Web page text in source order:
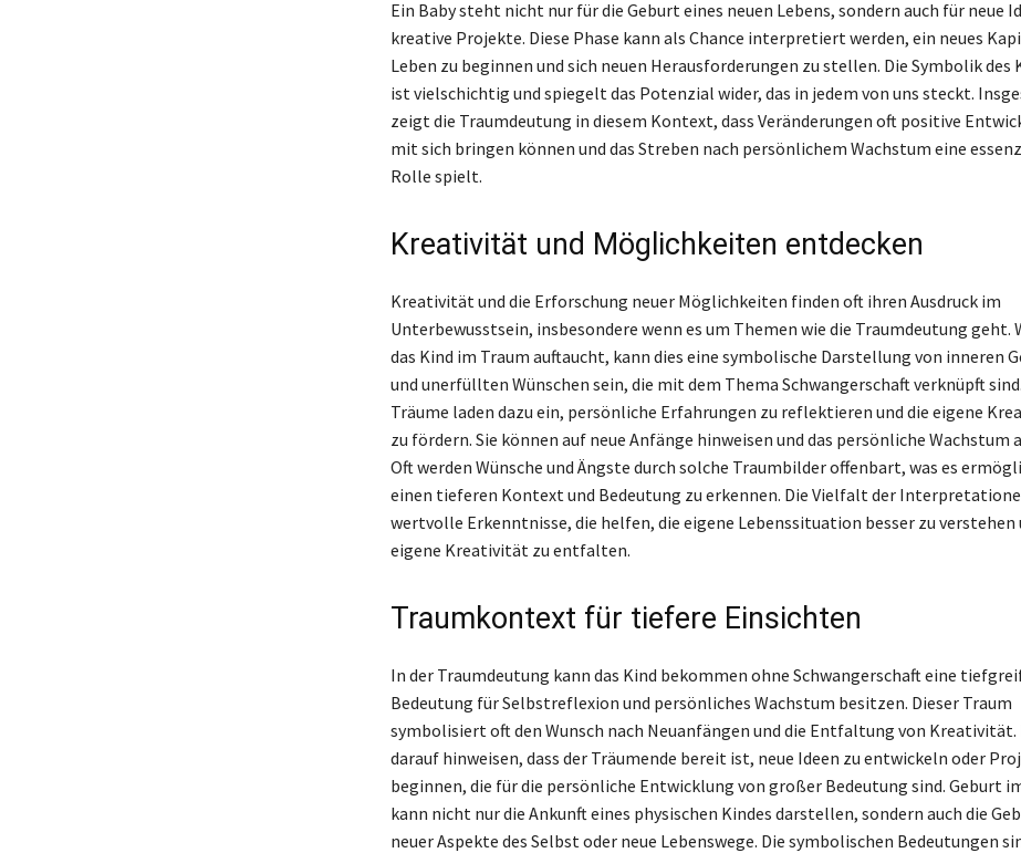
Ein Baby steht nicht nur für die Geburt eines neuen Lebens, sondern auch für neue
kreative Projekte. Diese Phase kann als Chance interpretiert werden, ein neues
Leben zu beginnen und sich neuen Herausforderungen zu stellen. Die Symbolik des
ist vielschichtig und spiegelt das Potenzial wider, das in jedem von uns steckt.
zeigt die Traumdeutung in diesem Kontext, dass Veränderungen oft positive
mit sich bringen können und das Streben nach persönlichem Wachstum eine
Rolle spielt.
Kreativität und Möglichkeiten entdecken
Kreativität und die Erforschung neuer Möglichkeiten finden oft ihren Ausdruck im
Unterbewusstsein, insbesondere wenn es um Themen wie die Traumdeutung geht.
das Kind im Traum auftaucht, kann dies eine symbolische Darstellung von inneren
und unerfüllten Wünschen sein, die mit dem Thema Schwangerschaft verknüpft
Träume laden dazu ein, persönliche Erfahrungen zu reflektieren und die eigene
zu fördern. Sie können auf neue Anfänge hinweisen und das persönliche Wachstum
Oft werden Wünsche und Ängste durch solche Traumbilder offenbart, was es
einen tieferen Kontext und Bedeutung zu erkennen. Die Vielfalt der
wertvolle Erkenntnisse, die helfen, die eigene Lebenssituation besser zu verstehen
eigene Kreativität zu entfalten.
Traumkontext für tiefere Einsichten
In der Traumdeutung kann das Kind bekommen ohne Schwangerschaft eine
Bedeutung für Selbstreflexion und persönliches Wachstum besitzen. Dieser Traum
symbolisiert oft den Wunsch nach Neuanfängen und die Entfaltung von Kreativität.
darauf hinweisen, dass der Träumende bereit ist, neue Ideen zu entwickeln oder
beginnen, die für die persönliche Entwicklung von großer Bedeutung sind. Geburt
kann nicht nur die Ankunft eines physischen Kindes darstellen, sondern auch die
neuer Aspekte des Selbst oder neue Lebenswege. Die symbolischen Bedeutungen